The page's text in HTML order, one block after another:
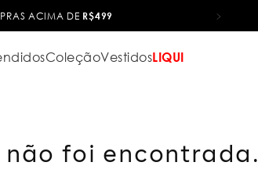
DER$499
ColeçãoVestidosLIQUI
não foi encontrada.